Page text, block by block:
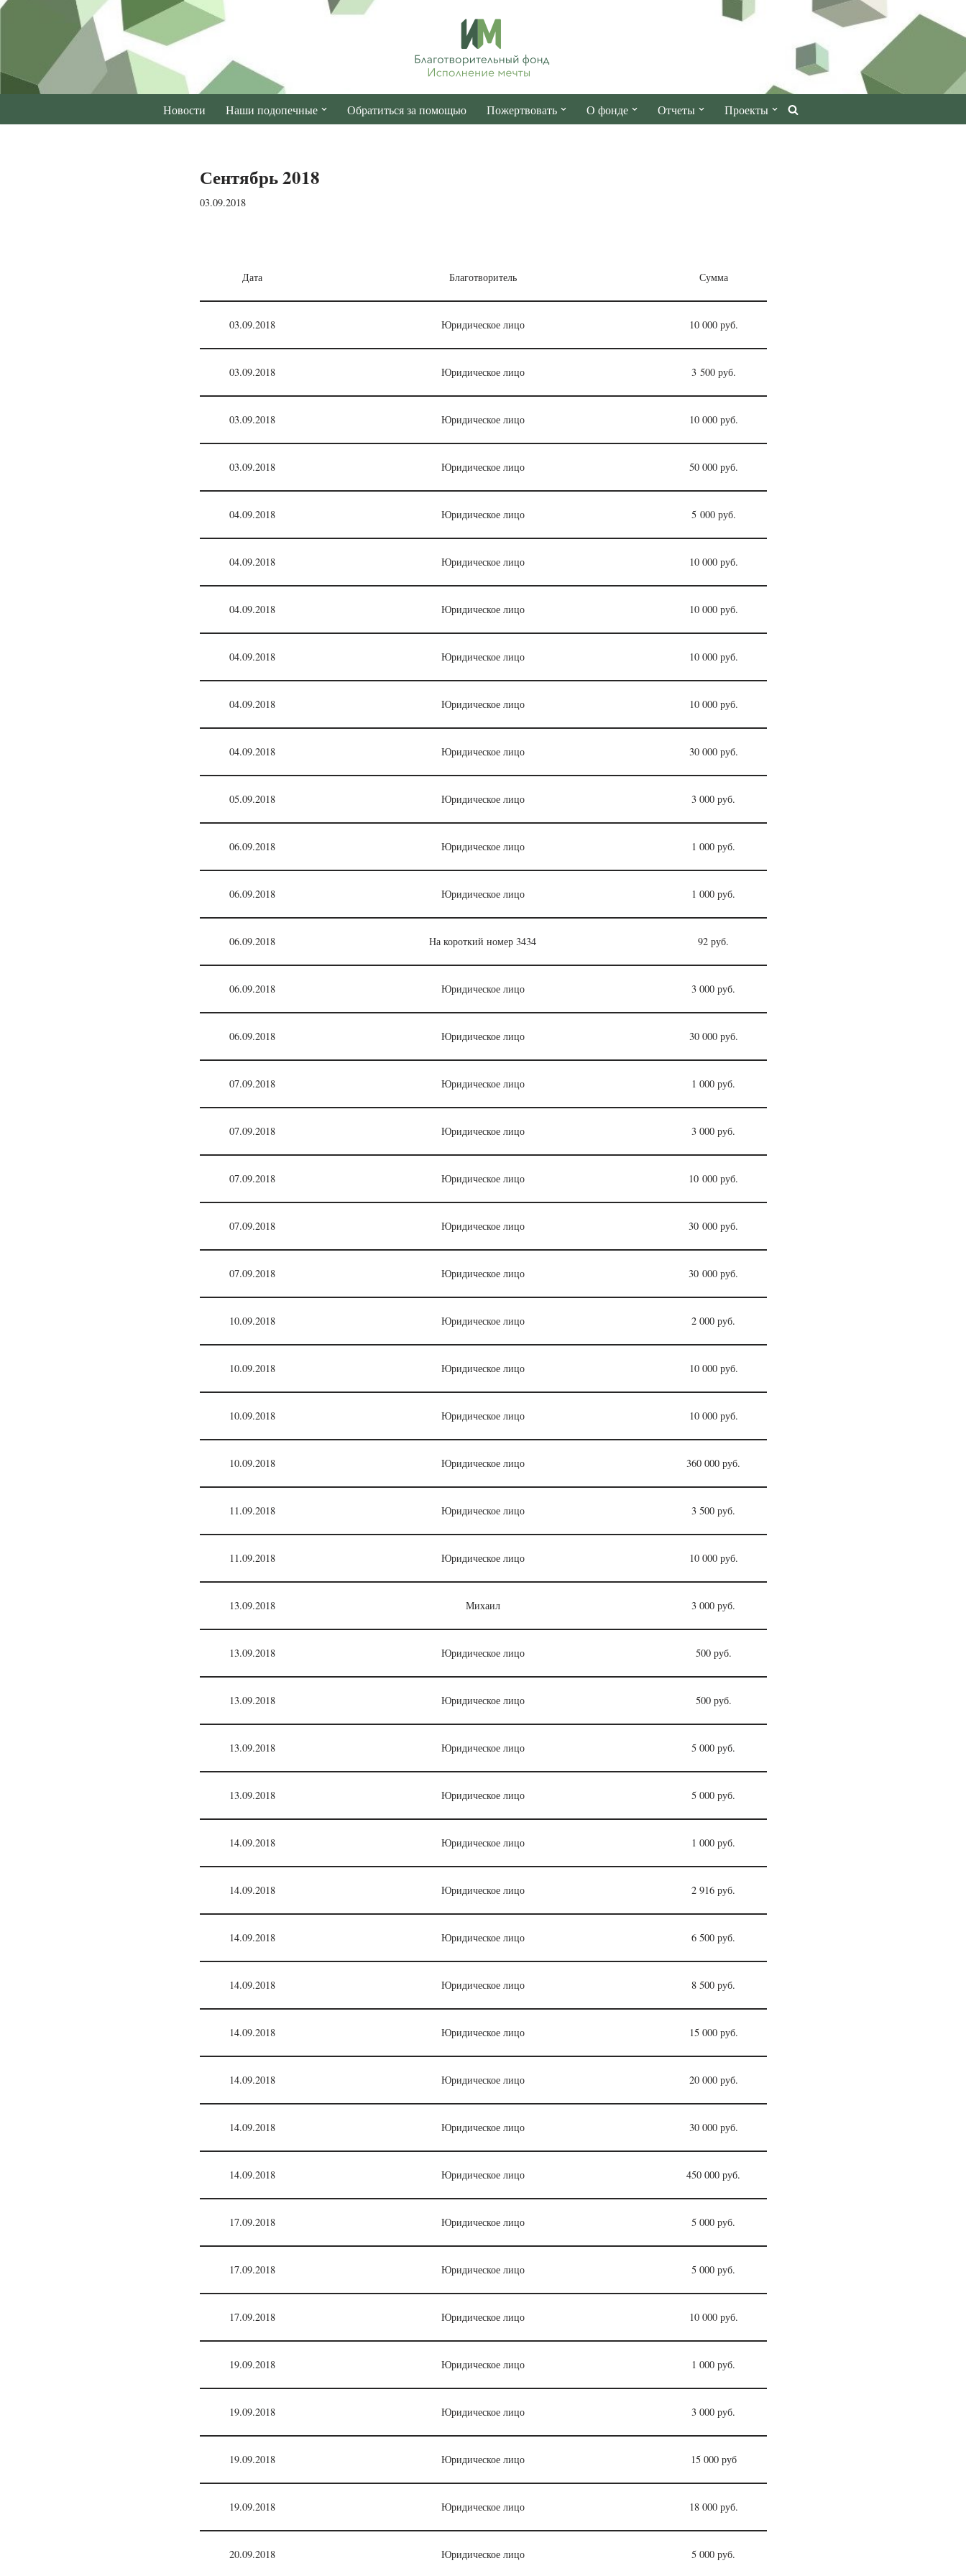
содержимому
Новости Наши подопечные Обратиться за помощью Пожертвовать О фонде Отчеты Проекты
Сентябрь 2018
03.09.2018
Дата Благотворитель Сумма
03.09.2018 Юридическое лицо 10 000 руб.
03.09.2018 Юридическое лицо 3 500 руб.
03.09.2018 Юридическое лицо 10 000 руб.
03.09.2018 Юридическое лицо 50 000 руб.
04.09.2018 Юридическое лицо 5 000 руб.
04.09.2018 Юридическое лицо 10 000 руб.
04.09.2018 Юридическое лицо 10 000 руб.
04.09.2018 Юридическое лицо 10 000 руб.
04.09.2018 Юридическое лицо 10 000 руб.
04.09.2018 Юридическое лицо 30 000 руб.
05.09.2018 Юридическое лицо 3 000 руб.
06.09.2018 Юридическое лицо 1 000 руб.
06.09.2018 Юридическое лицо 1 000 руб.
06.09.2018 На короткий номер 3434 92 руб.
06.09.2018 Юридическое лицо 3 000 руб.
06.09.2018 Юридическое лицо 30 000 руб.
07.09.2018 Юридическое лицо 1 000 руб.
07.09.2018 Юридическое лицо 3 000 руб.
07.09.2018 Юридическое лицо 10 000 руб.
07.09.2018 Юридическое лицо 30 000 руб.
07.09.2018 Юридическое лицо 30 000 руб.
10.09.2018 Юридическое лицо 2 000 руб.
10.09.2018 Юридическое лицо 10 000 руб.
10.09.2018 Юридическое лицо 10 000 руб.
10.09.2018 Юридическое лицо 360 000 руб.
11.09.2018 Юридическое лицо 3 500 руб.
11.09.2018 Юридическое лицо 10 000 руб.
13.09.2018 Михаил 3 000 руб.
13.09.2018 Юридическое лицо 500 руб.
13.09.2018 Юридическое лицо 500 руб.
13.09.2018 Юридическое лицо 5 000 руб.
13.09.2018 Юридическое лицо 5 000 руб.
14.09.2018 Юридическое лицо 1 000 руб.
14.09.2018 Юридическое лицо 2 916 руб.
14.09.2018 Юридическое лицо 6 500 руб.
14.09.2018 Юридическое лицо 8 500 руб.
14.09.2018 Юридическое лицо 15 000 руб.
14.09.2018 Юридическое лицо 20 000 руб.
14.09.2018 Юридическое лицо 30 000 руб.
14.09.2018 Юридическое лицо 450 000 руб.
17.09.2018 Юридическое лицо 5 000 руб.
17.09.2018 Юридическое лицо 5 000 руб.
17.09.2018 Юридическое лицо 10 000 руб.
19.09.2018 Юридическое лицо 1 000 руб.
19.09.2018 Юридическое лицо 3 000 руб.
19.09.2018 Юридическое лицо 15 000 руб
19.09.2018 Юридическое лицо 18 000 руб.
20.09.2018 Юридическое лицо 5 000 руб.